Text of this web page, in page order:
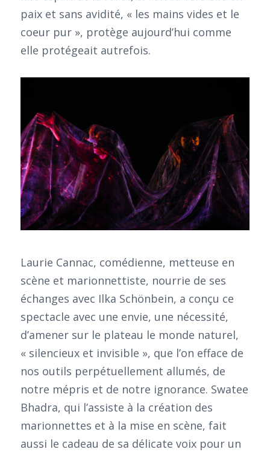
paix et sans avidité, « les mains vides et le
coeur pur », protège aujourd’hui comme
elle protégeait autrefois.
Laurie Cannac, comédienne, metteuse en
scène et marionnettiste, nourrie de ses
échanges avec Ilka Schönbein, a conçu ce
spectacle avec une envie, une nécessité,
d’amener sur le plateau le monde naturel,
« silencieux et invisible », que l’on efface de
nos outils perpétuellement allumés, de
notre mépris et de notre ignorance. Swatee
Bhadra, qui l’assiste à la création des
marionnettes et à la mise en scène, fait
aussi le cadeau de sa délicate voix pour un